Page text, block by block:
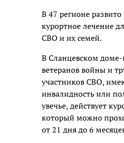
В 47 регионе
курортное лечение
СВО и их семей.
В Сланцевском доме-
ветеранов войны и
участников СВО,
инвалидность или
увечье, действует
который можно
от 21 дня до 6